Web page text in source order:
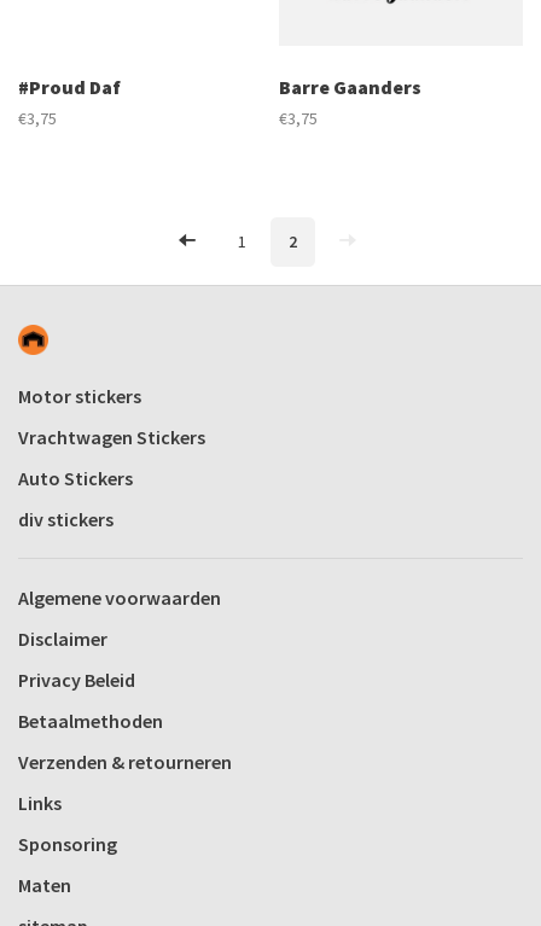
#Proud Daf
€3,75
Barre Gaanders
€3,75
1 2
Motor stickers
Vrachtwagen Stickers
Auto Stickers
div stickers
Algemene voorwaarden
Disclaimer
Privacy Beleid
Betaalmethoden
Verzenden & retourneren
Links
Sponsoring
Maten